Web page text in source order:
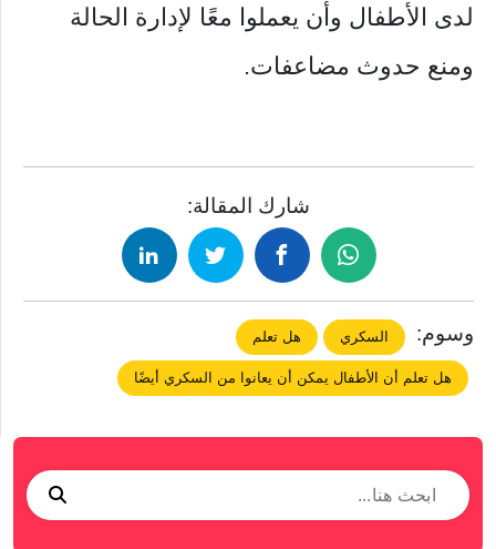
لدى الأطفال وأن يعملوا معًا لإدارة الحالة
ومنع حدوث مضاعفات.
شارك المقالة:
وسوم: السكري هل تعلم
هل تعلم أن الأطفال يمكن أن يعانوا من السكري أيضًا